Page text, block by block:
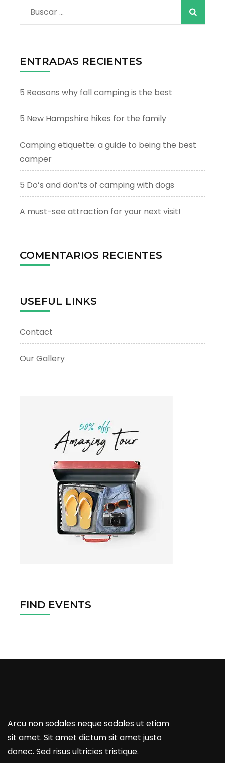
Buscar:
ENTRADAS RECIENTES
5 Reasons why fall camping is the best
5 New Hampshire hikes for the family
Camping etiquette: a guide to being the best
camper
5 Do’s and don’ts of camping with dogs
A must-see attraction for your next visit!
COMENTARIOS RECIENTES
USEFUL LINKS
Contact
Our Gallery
FIND EVENTS
Arcu non sodales neque sodales ut etiam
sit amet. Sit amet dictum sit amet justo
donec. Sed risus ultricies tristique.